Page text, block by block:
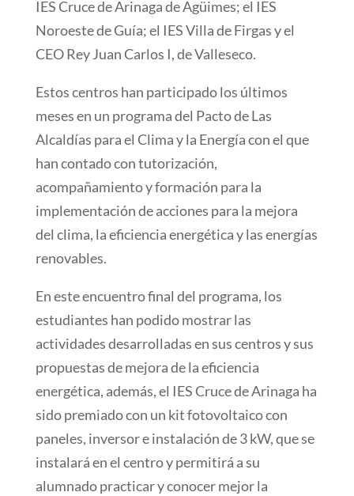
IES Cruce de Arinaga de Agüimes; el IES
Noroeste de Guía; el IES Villa de Firgas y el
CEO Rey Juan Carlos I, de Valleseco.
Estos centros han participado los últimos
meses en un programa del Pacto de Las
Alcaldías para el Clima y la Energía con el que
han contado con tutorización,
acompañamiento y formación para la
implementación de acciones para la mejora
del clima, la eficiencia energética y las energías
renovables.
En este encuentro final del programa, los
estudiantes han podido mostrar las
actividades desarrolladas en sus centros y sus
propuestas de mejora de la eficiencia
energética, además, el IES Cruce de Arinaga ha
sido premiado con un kit fotovoltaico con
paneles, inversor e instalación de 3 kW, que se
instalará en el centro y permitirá a su
alumnado practicar y conocer mejor la